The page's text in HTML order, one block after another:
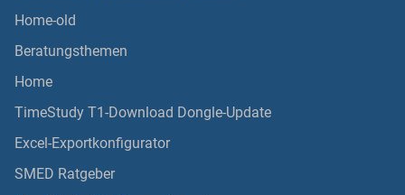
Home-old
Beratungsthemen
Home
TimeStudy T1-Download Dongle-Update
Excel-Exportkonfigurator
SMED Ratgeber